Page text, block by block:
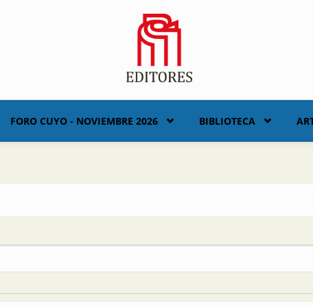
FORO CUYO - NOVIEMBRE 2026 BIBLIOTECA